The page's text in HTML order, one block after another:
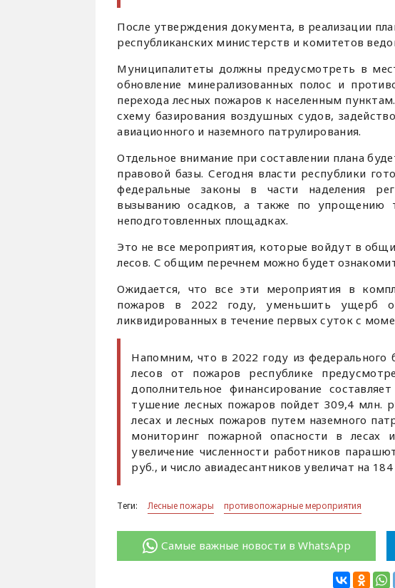
После утверждения документа, в реализации
республиканских министерств и комитетов
Муниципалитеты должны предусмотреть в
обновление минерализованных полос и
перехода лесных пожаров к населенным
схему базирования воздушных судов,
авиационного и наземного патрулирования.
Отдельное внимание при составлении плана
правовой базы. Сегодня власти республики
федеральные законы в части наделения
вызыванию осадков, а также по упрощению
неподготовленных площадках.
Это не все мероприятия, которые войдут в
лесов. С общим перечнем можно будет
Ожидается, что все эти мероприятия в
пожаров в 2022 году, уменьшить ущерб
ликвидированных в течение первых суток с
Напомним, что в 2022 году из
лесов от пожаров республике
дополнительное финансирование
тушение лесных пожаров пойдет 309,4 млн.
лесах и лесных пожаров путем наземного
мониторинг пожарной опасности в
увеличение численности работников
руб., и число авиадесантников увеличат на 184
Теги: Лесные пожары противопожарные мероприятия
Самые важные новости в WhatsApp